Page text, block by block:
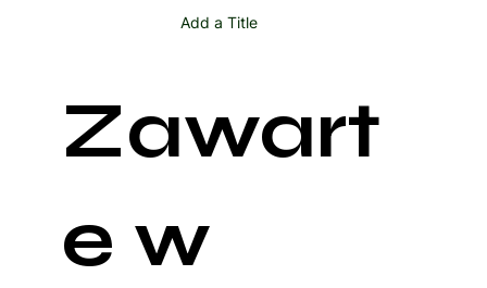
Add a Title
Zawart
e w